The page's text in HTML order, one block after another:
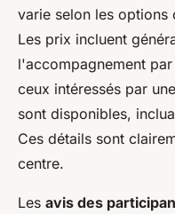
varie selon les options
Les prix incluent
l'accompagnement
ceux intéressés par
sont disponibles,
Ces détails sont
centre.
Les avis des